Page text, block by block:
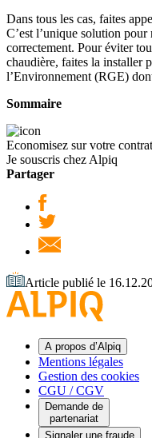
Dans tous les cas, faites
C’est l’unique solution
correctement. Pour éviter
chaudière, faites la installer
l’Environnement (RGE)
Sommaire
Economisez sur votre
Je souscris chez Alpiq
Partager
Article publié le
A propos d’Alpiq
Mentions légales
Gestion des cookies
CGU / CGV
Demande de
partenariat
Signaler une fraude